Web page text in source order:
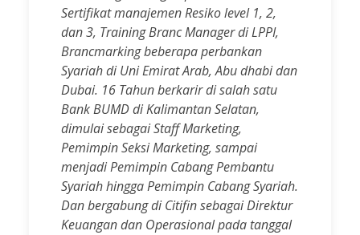
Sertifikat manajemen Resiko level 1, 2,
dan 3, Training Branc Manager di LPPI,
Brancmarking beberapa perbankan
Syariah di Uni Emirat Arab, Abu dhabi dan
Dubai. 16 Tahun berkarir di salah satu
Bank BUMD di Kalimantan Selatan,
dimulai sebagai Staff Marketing,
Pemimpin Seksi Marketing, sampai
menjadi Pemimpin Cabang Pembantu
Syariah hingga Pemimpin Cabang Syariah.
Dan bergabung di Citifin sebagai Direktur
Keuangan dan Operasional pada tanggal